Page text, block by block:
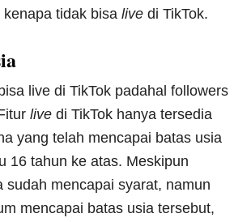
kenapa tidak bisalivedi TikTok.
live di TikTok padahal followers
livedi TikTok hanya tersedia
yang telah mencapai batas usia
16 tahun ke atas. Meskipun
sudah mencapai syarat, namun
mencapai batas usia tersebut,